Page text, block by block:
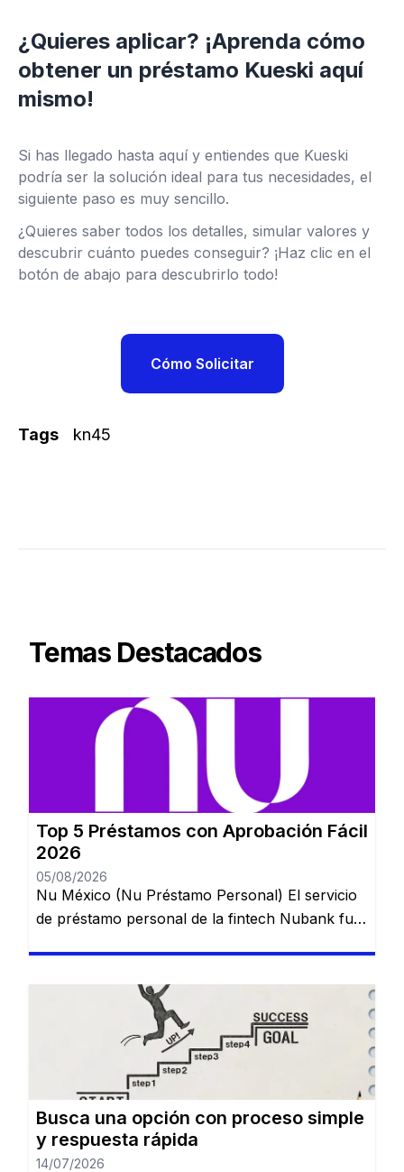
¿Quieres aplicar? ¡Aprenda cómo
obtener un préstamo Kueski aquí
mismo!
Si has llegado hasta aquí y entiendes que Kueski
podría ser la solución ideal para tus necesidades, el
siguiente paso es muy sencillo.
¿Quieres saber todos los detalles, simular valores y
descubrir cuánto puedes conseguir? ¡Haz clic en el
botón de abajo para descubrirlo todo!
Cómo Solicitar
Tags kn45
Temas Destacados
Top 5 Préstamos con Aprobación Fácil
2026
05/08/2026
Nu México (Nu Préstamo Personal) El servicio
de préstamo personal de la fintech Nubank fue
desde la aplicación en pocos minutos. 💰 Ideal
para: usuarios que ya utilizan una cuenta digital
y buscan crédito rápido. TurboPeso La
plataforma se destaca por […]
Busca una opción con proceso simple
y respuesta rápida
14/07/2026